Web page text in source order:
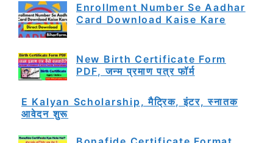
Enrollment Number Se Aadhar
Card Download Kaise Kare
New Birth Certificate Form
PDF, जन्म प्रमाण पत्र फॉर्म
E Kalyan Scholarship, मैट्रिक, इंटर, स्नातक
आवेदन शुरू